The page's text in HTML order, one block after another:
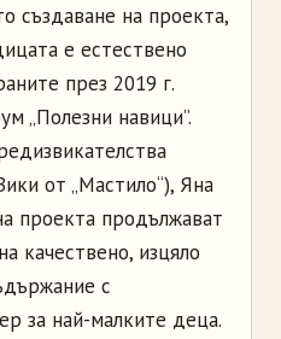
създаване на проекта,
е естествено
през 2019 г.
„Полезни навици”.
от „Мастило“), Яна
проекта продължават
качествено, изцяло
с
за най-малките деца.